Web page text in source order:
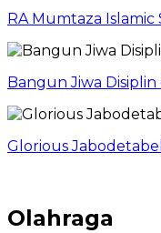
RA Mumtaza
Bangun Jiwa
Glorious
Olahraga